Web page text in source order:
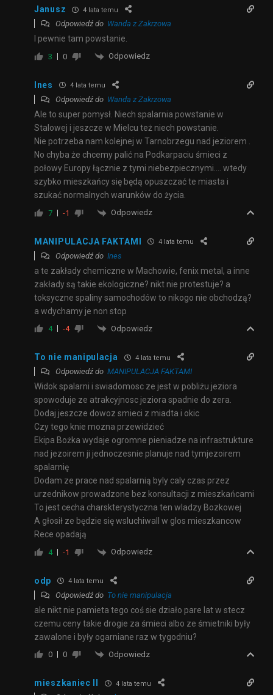
Janusz 4 lata temu
Odpowiedź do Wanda z Zakrzowa
I pewnie tam powstanie.
3 0 Odpowiedz
Ines 4 lata temu
Odpowiedź do Wanda z Zakrzowa
Ale to super pomysł. Niech spalarnia powstanie w
Stalowej i jeszcze w Mielcu też niech powstanie.
Nie potrzeba nam kolejnej w Tarnobrzegu nad jeziorem .
No chyba że chcemy palić na Podkarpaciu śmieci z
połowy Europy łącznie z tymi niebezpiecznymi…. wtedy
szybko mieszkańcy się będą opuszczać te miasta i
szukać normalnych warunków do życia.
7 -1 Odpowiedz
MANIPULACJA FAKTAMI 4 lata temu
Odpowiedź do Ines
a te zakłady chemiczne w Machowie, fenix metal, a inne
zakłady są takie ekologiczne? nikt nie protestuje? a
toksyczne spaliny samochodów to nikogo nie obchodzą?
a wdychamy je non stop
4 -4 Odpowiedz
To nie manipulacja 4 lata temu
Odpowiedź do MANIPULACJA FAKTAMI
Widok spalarni i swiadomosc ze jest w pobliżu jeziora
spowoduje ze atrakcyjnosc jeziora spadnie do zera.
Dodaj jeszcze dowoz smieci z miadta i okic
Czy tego knie mozna przewidzieć
Ekipa Bożka wydaje ogromne pieniadze na infrastrukture
nad jezoirem ji jednoczesnie planuje nad tymjezoirem
spalarnię
Dodam ze prace nad spalarnią byly caly czas przez
urzednikow prowadzone bez konsultacji z mieszkańcami
To jest cecha charskterystyczna ten wladzy Bozkowej
A głosił ze będzie się wsluchiwall w glos mieszkancow
Rece opadają
4 -1 Odpowiedz
odp 4 lata temu
Odpowiedź do To nie manipulacja
ale nikt nie pamieta tego coś sie działo pare lat w stecz
czemu ceny takie drogie za śmieci albo ze śmietniki były
zawalone i były ogarniane raz w tygodniu?
0 0 Odpowiedz
mieszkaniec II 4 lata temu